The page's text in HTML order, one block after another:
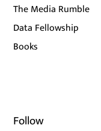
The Media Rumble
Data Fellowship
Books
Follow